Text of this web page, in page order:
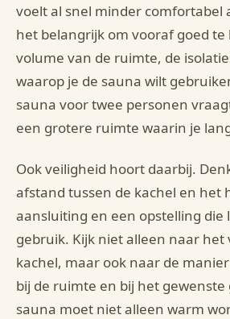
voelt al snel minder comfortabel
het belangrijk om vooraf goed
volume van de ruimte, de
waarop je de sauna wilt
sauna voor twee personen
een grotere ruimte waarin je
Ook veiligheid hoort daarbij.
afstand tussen de kachel en het
aansluiting en een opstelling die
gebruik. Kijk niet alleen naar het
kachel, maar ook naar de
bij de ruimte en bij het gewenste
sauna moet niet alleen warm